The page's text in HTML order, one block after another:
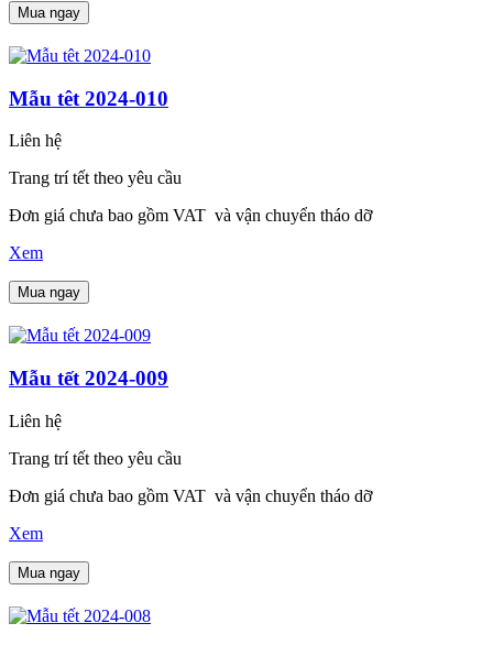
Mua ngay
Mẫu têt 2024-010
Liên hệ
Trang trí tết theo yêu cầu
Đơn giá chưa bao gồm VAT và vận chuyển tháo dỡ
Xem
Mua ngay
Mẫu tết 2024-009
Liên hệ
Trang trí tết theo yêu cầu
Đơn giá chưa bao gồm VAT và vận chuyển tháo dỡ
Xem
Mua ngay